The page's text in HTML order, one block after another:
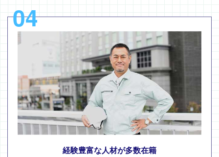
04
経験豊富な人材が多数在籍